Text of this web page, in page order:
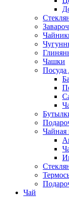
Чашки
Посуда
Чайная
Чай